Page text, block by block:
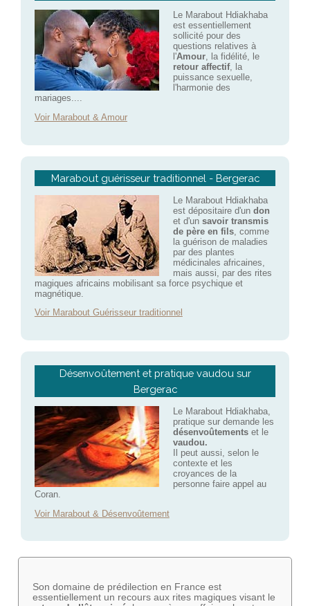
Le Marabout Hdiakhaba
est essentiellement
sollicité pour des
questions relatives à
l'Amour, la fidélité, le
retour affectif, la
puissance sexuelle,
l'harmonie des
mariages....
Voir Marabout & Amour
Marabout guérisseur traditionnel - Bergerac
Le Marabout Hdiakhaba
est dépositaire d'un don
et d'un savoir transmis
de père en fils, comme
la guérison de maladies
par des plantes
médicinales africaines,
mais aussi, par des rites
magiques africains mobilisant sa force psychique et
magnétique.
Voir Marabout Guérisseur traditionnel
Désenvoûtement et pratique vaudou sur
Bergerac
Le Marabout Hdiakhaba,
pratique sur demande les
désenvoûtementset le
vaudou.
Il peut aussi, selon le
contexte et les
croyances de la
personne faire appel au
Coran.
Voir Marabout & Désenvoûtement
Son domaine de prédilection en France est
essentiellement un recours aux rites magiques visant le